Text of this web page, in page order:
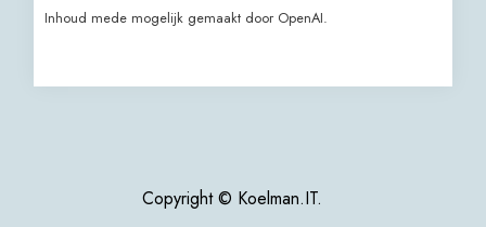
Inhoud mede mogelijk gemaakt door OpenAI.
Copyright © Koelman.IT.